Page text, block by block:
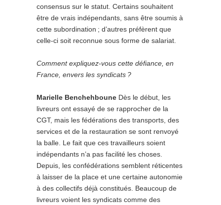
consensus sur le statut. Certains souhaitent
être de vrais indépendants, sans être soumis à
cette subordination ; d’autres préfèrent que
celle-ci soit reconnue sous forme de salariat.
Comment expliquez-vous cette défiance, en
France, envers les syndicats ?
Marielle Benchehboune Dès le début, les
livreurs ont essayé de se rapprocher de la
CGT, mais les fédérations des transports, des
services et de la restauration se sont renvoyé
la balle. Le fait que ces travailleurs soient
indépendants n’a pas facilité les choses.
Depuis, les confédérations semblent réticentes
à laisser de la place et une certaine autonomie
à des collectifs déjà constitués. Beaucoup de
livreurs voient les syndicats comme des